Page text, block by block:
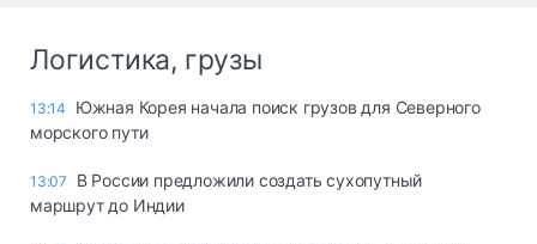
Логистика, грузы
13:14
Южная Корея начала поиск грузов для Северного
морского пути
13:07
В России предложили создать сухопутный
маршрут до Индии